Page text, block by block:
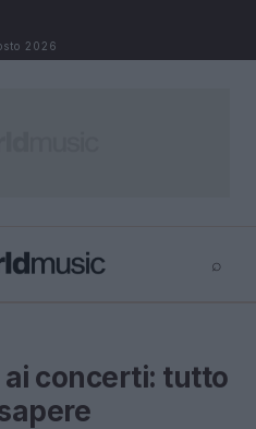
2026
⌕
concerti: tutto